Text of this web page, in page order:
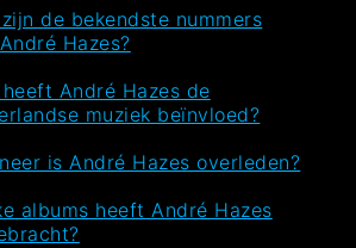
de bekendste nummers
Hazes?
heeft André Hazes de
muziek beïnvloed?
is André Hazes overleden?
albums heeft André Hazes